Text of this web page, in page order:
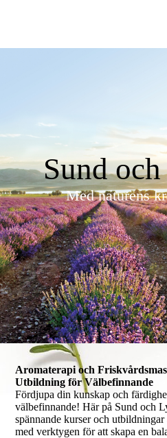
Sund
Med naturens
Aromaterapi och
Utbildning för Välbefinnande
Fördjupa din kunskap och
välbefinnande! Här på Sund och
spännande kurser och
med verktygen för att skapa en